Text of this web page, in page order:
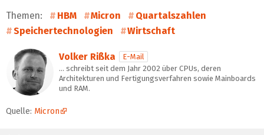
Themen: HBM Micron
Quartalszahlen
Speichertechnologien
Wirtschaft
Volker Rißka
E-Mail
… schreibt seit dem Jahr 2002 über CPUs, deren
Architekturen und Fertigungsverfahren sowie Mainboards
und RAM.
Quelle: Micron